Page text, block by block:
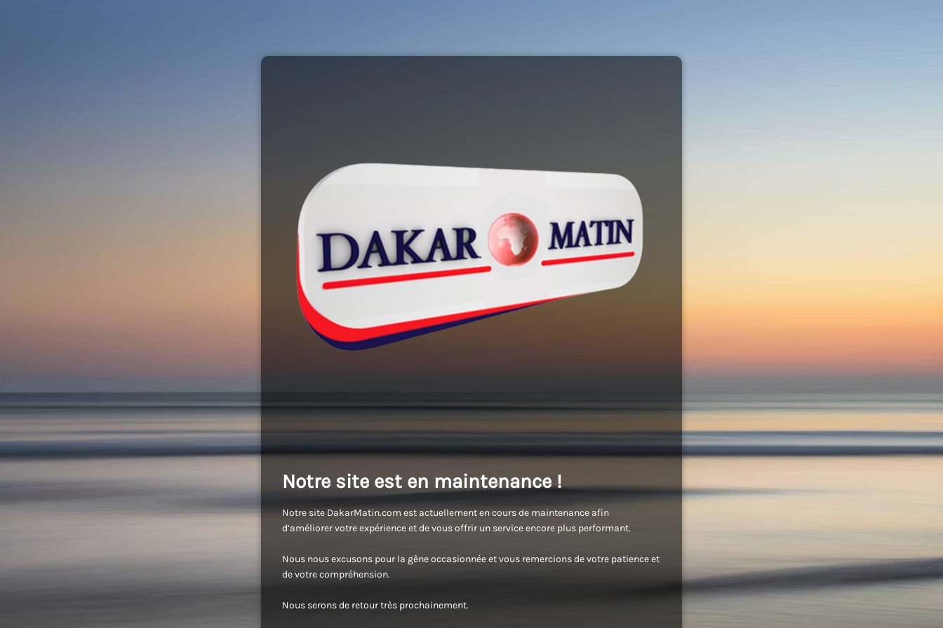
Notre site est en maintenance !
Notre site DakarMatin.com est actuellement en cours de maintenance afin
d’améliorer votre expérience et de vous offrir un service encore plus performant.
Nous nous excusons pour la gêne occasionnée et vous remercions de votre patience et
de votre compréhension.
Nous serons de retour très prochainement.